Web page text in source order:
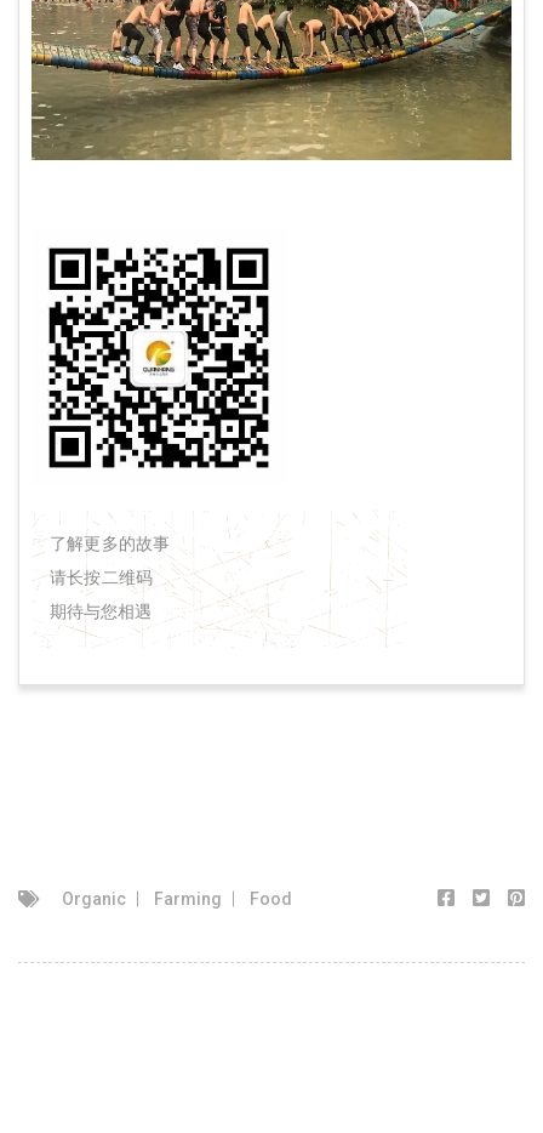
了解更多的故事
请长按二维码
期待与您相遇
Organic Farming Food